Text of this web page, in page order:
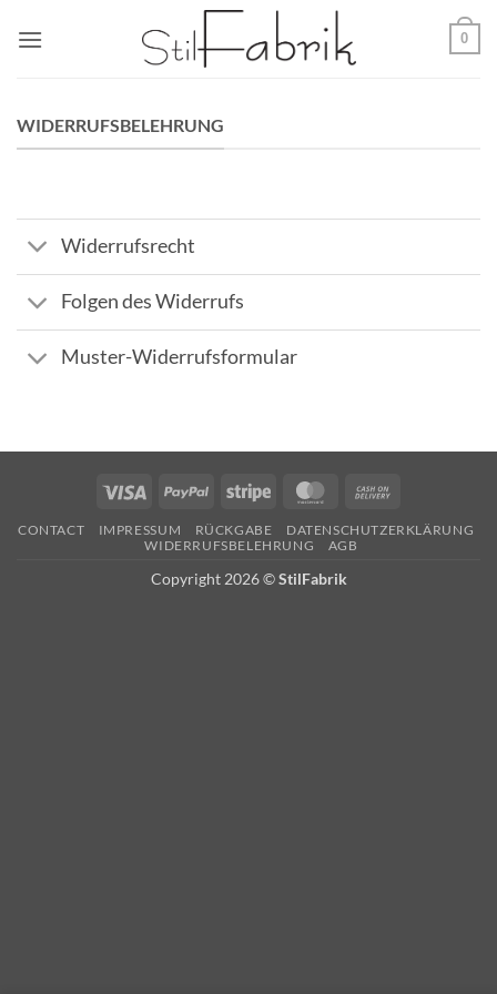
Inhalt
0
WIDERRUFSBELEHRUNG
Widerrufsrecht
Folgen des Widerrufs
Muster-Widerrufsformular
Visa PayPal Stripe MasterCard
Delivery
CONTACT IMPRESSUM RÜCKGABE
DATENSCHUTZERKLÄRUNG
WIDERRUFSBELEHRUNG
AGB
Copyright 2026 ©StilFabrik